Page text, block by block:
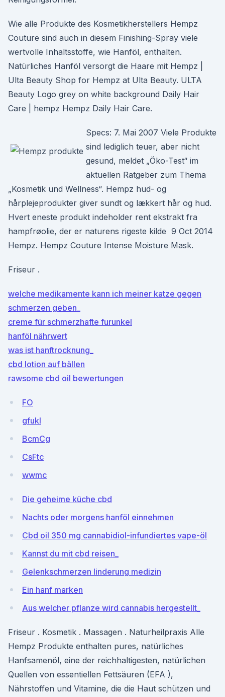
Wie alle Produkte des Kosmetikherstellers Hempz
Couture sind auch in diesem Finishing-Spray viele
wertvolle Inhaltsstoffe, wie Hanföl, enthalten.
Natürliches Hanföl versorgt die Haare mit Hempz |
Ulta Beauty Shop for Hempz at Ulta Beauty. ULTA
Beauty Logo grey on white background Daily Hair
Care | hempz Hempz Daily Hair Care.
Specs: 7. Mai 2007 Viele Produkte
sind lediglich teuer, aber nicht
gesund, meldet „Öko-Test“ im
aktuellen Ratgeber zum Thema
„Kosmetik und Wellness“. Hempz hud- og
hårplejeprodukter giver sundt og lækkert hår og hud.
Hvert eneste produkt indeholder rent ekstrakt fra
hampfrøolie, der er naturens rigeste kilde 9 Oct 2014
Hempz. Hempz Couture Intense Moisture Mask.
Friseur .
welche medikamente kann ich meiner katze gegen
schmerzen geben_
creme für schmerzhafte furunkel
hanföl nährwert
was ist hanftrocknung_
cbd lotion auf bällen
rawsome cbd oil bewertungen
FO
gfukI
BcmCg
CsFtc
wwmc
Die geheime küche cbd
Nachts oder morgens hanföl einnehmen
Cbd oil 350 mg cannabidiol-infundiertes vape-öl
Kannst du mit cbd reisen_
Gelenkschmerzen linderung medizin
Ein hanf marken
Aus welcher pflanze wird cannabis hergestellt_
Friseur . Kosmetik . Massagen . Naturheilpraxis Alle
Hempz Produkte enthalten pures, natürliches
Hanfsamenöl, eine der reichhaltigesten, natürlichen
Quellen von essentiellen Fettsäuren (EFA ),
Nährstoffen und Vitamine, die die Haut schützen und